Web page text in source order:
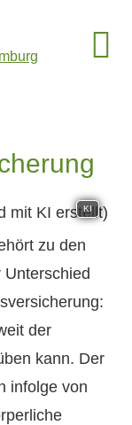
KI
zu den
der
kann. Der
infolge von